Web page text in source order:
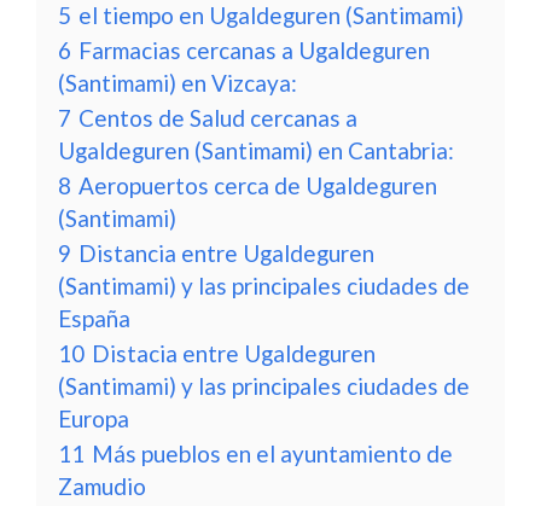
5 el tiempo en Ugaldeguren (Santimami)
6 Farmacias cercanas a Ugaldeguren
(Santimami) en Vizcaya:
7 Centos de Salud cercanas a
Ugaldeguren (Santimami) en Cantabria:
8 Aeropuertos cerca de Ugaldeguren
(Santimami)
9 Distancia entre Ugaldeguren
(Santimami) y las principales ciudades de
España
10 Distacia entre Ugaldeguren
(Santimami) y las principales ciudades de
Europa
11 Más pueblos en el ayuntamiento de
Zamudio